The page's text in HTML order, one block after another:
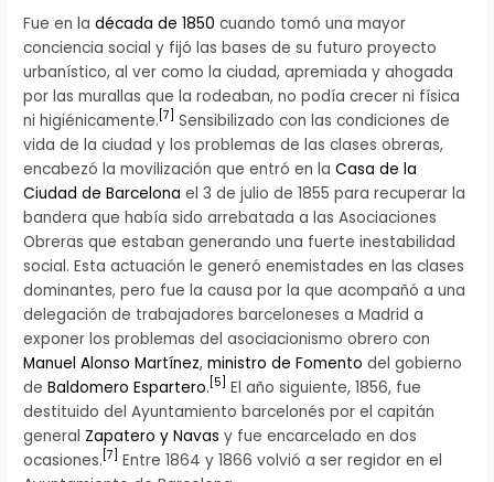
Fue en ladécada de 1850 cuando tomó una mayor
conciencia social y fijó las bases de su futuro proyecto
urbanístico, al ver como la ciudad, apremiada y ahogada
por las murallas que la rodeaban, no podía crecer ni física
ni higiénicamente. [7 Sensibilizado con las condiciones de
vida de la ciudad y los problemas de las clases obreras,
encabezó la movilización que entró en laCasa de la
Ciudad de Barcelona el 3 de julio de 1855 para recuperar la
bandera que había sido arrebatada a las Asociaciones
Obreras que estaban generando una fuerte inestabilidad
social. Esta actuación le generó enemistades en las clases
dominantes, pero fue la causa por la que acompañó a una
delegación de trabajadores barceloneses a Madrid a
exponer los problemas del asociacionismo obrero con
Manuel Alonso Martínez,ministro de Fomento del gobierno
deBaldomero Espartero. 5 El año siguiente, 1856, fue
destituido del Ayuntamiento barcelonés por el capitán
general Zapatero y Navas y fue encarcelado en dos
ocasiones. [7 Entre 1864 y 1866 volvió a ser regidor en el